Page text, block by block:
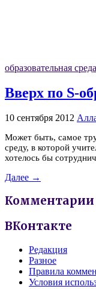
образовательная среда
Вверх по S-
10 сентября 2012
Может быть, самое
среду, в которой
хотелось бы
Далее →
Комментарии
ВКонтакте
Редакция
Разное
Правила
Условия